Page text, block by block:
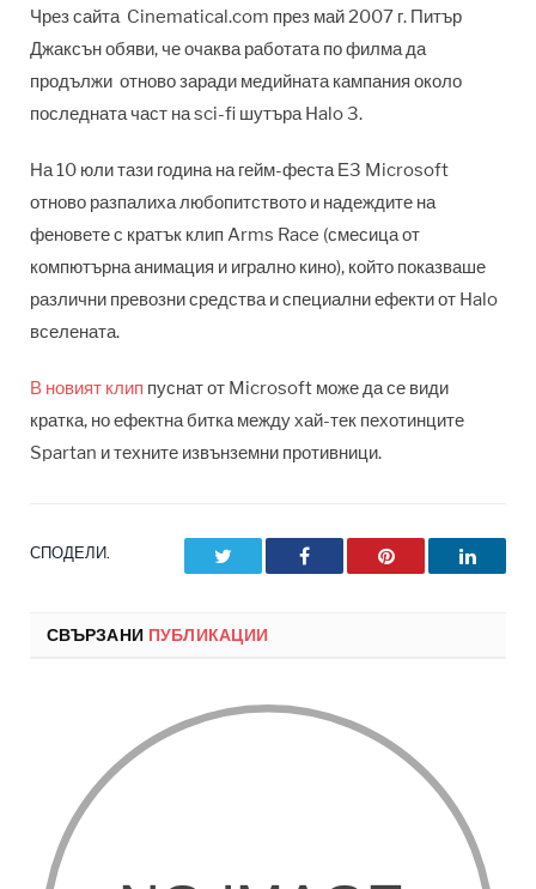
Чрез сайта Cinematical.com през май 2007 г. Питър
Джаксън обяви, че очаква работата по филма да
продължи отново заради медийната кампания около
последната част на sci-fi шутъра Halo 3.
На 10 юли тази година на гейм-феста Е3 Microsoft
отново разпалиха любопитството и надеждите на
феновете с кратък клип Arms Race (смесица от
компютърна анимация и игрално кино), който показваше
различни превозни средства и специални ефекти от Halo
вселената.
В новият клип пуснат от Microsoft може да се види
кратка, но ефектна битка между хай-тек пехотинците
Spartan и техните извънземни противници.
СПОДЕЛИ. Facebook Pinterest
СВЪРЗАНИ ПУБЛИКАЦИИ